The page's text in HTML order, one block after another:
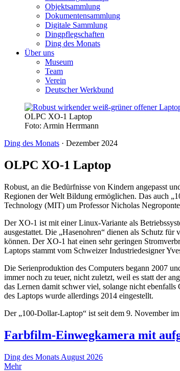
Objektsammlung
Dokumentensammlung
Digitale Sammlung
Dingpflegschaften
Ding des Monats
Über uns
Museum
Team
Verein
Deutscher Werkbund
OLPC XO-1 Laptop
Foto: Armin Herrmann
Ding des Monats · Dezember 2024
OLPC XO-1 Laptop
Robust, an die Bedürfnisse von Kindern angepasst
Regionen der Welt Bildung ermöglichen. Das auch
Technology (MIT) um Professor Nicholas
Der XO-1 ist mit einer Linux-Variante als
ausgestattet. Die „Hasenohren“ dienen als Schutz
können. Der XO-1 hat einen sehr geringen
Laptops stammt vom Schweizer Industriedesigner
Die Serienproduktion des Computers begann 2007
immer noch zu teuer, nicht zuletzt, weil es statt der
das Lernen damit schwer viel, solange nicht
des Laptops wurde allerdings 2014 eingestellt.
Der „100-Dollar-Laptop“ ist seit dem 9. November
Farbfilm-Einwegkamera mit
Ding des Monats August 2026
Mehr